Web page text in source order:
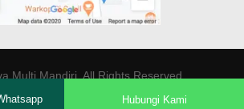
Multi Mandiri. All Rights Reserved.
Hubungi Kami